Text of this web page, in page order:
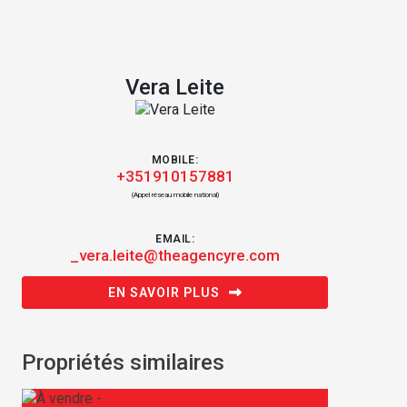
Vera Leite
MOBILE:
+351910157881
(Appel réseau mobile national)
EMAIL:
_vera.leite@theagencyre.com
EN SAVOIR PLUS
Propriétés similaires